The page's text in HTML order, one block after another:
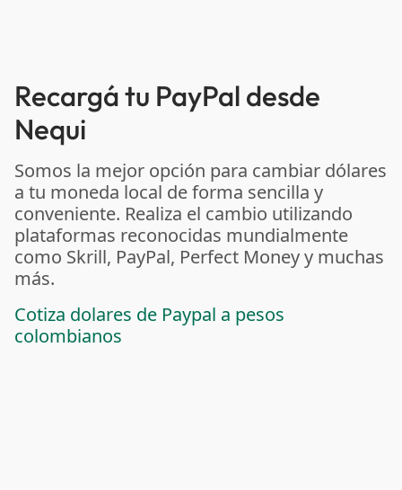
Recargá tu PayPal desde
Nequi
Somos la mejor opción para cambiar dólares
a tu moneda local de forma sencilla y
conveniente. Realiza el cambio utilizando
plataformas reconocidas mundialmente
como Skrill, PayPal, Perfect Money y muchas
más.
Cotiza dolares de Paypal a pesos
colombianos